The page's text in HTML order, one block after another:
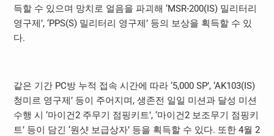
득할 수 있으며 망치로 얼음을 파괴해 ‘MSR-200(IS) 밀리터리
영구제’, ‘PPS(S) 밀리터리 영구제’ 등의 보상을 획득할 수 있
다.
같은 기간 PC방 누적 접속 시간에 따라 ‘5,000 SP’, ‘AK103(IS)
청미르 영구제’ 등이 주어지며, 생존전 일일 미션과 달성 미션
수행 시 ‘마이건2 주무기 점핑키트’, ‘마이건2 보조무기 점핑키
트’ 등이 담긴 ‘원샷 보급상자’ 등을 획득할 수 있다. 또한 4월 2